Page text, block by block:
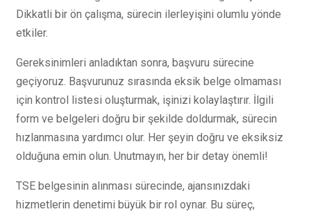
Dikkatli bir ön çalışma, sürecin ilerleyişini olumlu yönde
etkiler.
Gereksinimleri anladıktan sonra, başvuru sürecine
geçiyoruz. Başvurunuz sırasında eksik belge olmaması
için kontrol listesi oluşturmak, işinizi kolaylaştırır. İlgili
form ve belgeleri doğru bir şekilde doldurmak, sürecin
hızlanmasına yardımcı olur. Her şeyin doğru ve eksiksiz
olduğuna emin olun. Unutmayın, her bir detay önemli!
TSE belgesinin alınması sürecinde, ajansınızdaki
hizmetlerin denetimi büyük bir rol oynar. Bu süreç,